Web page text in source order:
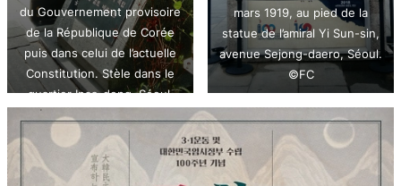
du Gouvernement provisoire
de la République de Corée
puis dans celui de l’actuelle
Constitution. Stèle dans le
quartier Insa-dong, Séoul.
mars 1919, au pied de la
statue de l’amiral Yi Sun-sin,
avenue Sejong-daero, Séoul.
©FC